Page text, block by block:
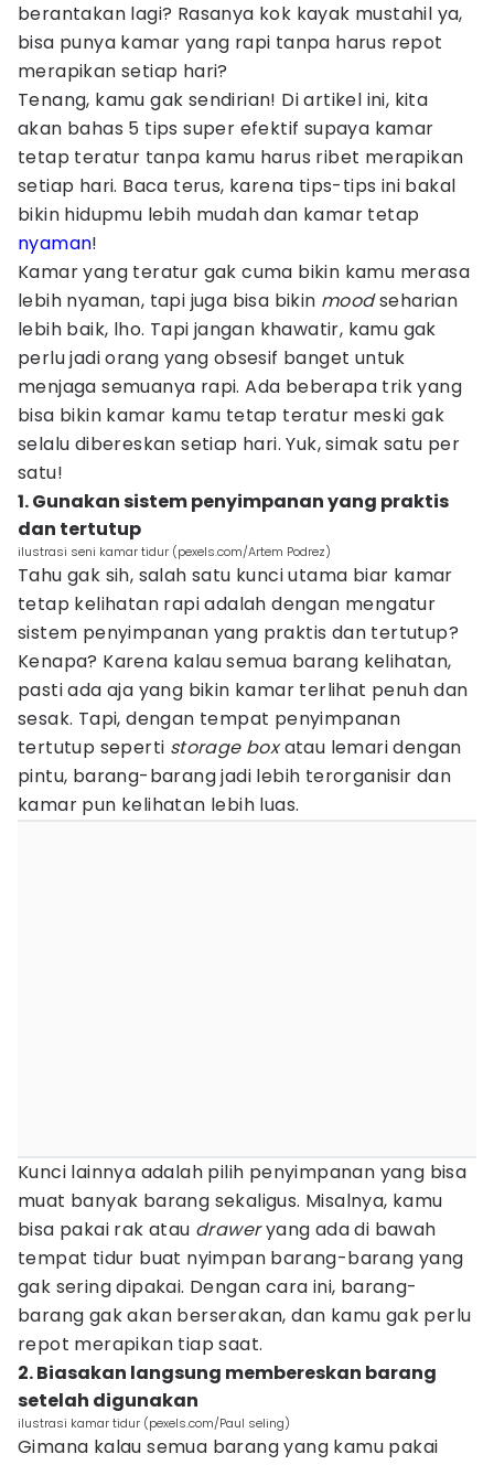
berantakan lagi? Rasanya kok kayak mustahil ya,
bisa punya kamar yang rapi tanpa harus repot
merapikan setiap hari?
Tenang, kamu gak sendirian! Di artikel ini, kita
akan bahas 5 tips super efektif supaya kamar
tetap teratur tanpa kamu harus ribet merapikan
setiap hari. Baca terus, karena tips-tips ini bakal
bikin hidupmu lebih mudah dan kamar tetap
nyaman!
Kamar yang teratur gak cuma bikin kamu merasa
lebih nyaman, tapi juga bisa bikin moodseharian
lebih baik, lho. Tapi jangan khawatir, kamu gak
perlu jadi orang yang obsesif banget untuk
menjaga semuanya rapi. Ada beberapa trik yang
bisa bikin kamar kamu tetap teratur meski gak
selalu dibereskan setiap hari. Yuk, simak satu per
satu!
1. Gunakan sistem penyimpanan yang praktis
dan tertutup
ilustrasi seni kamar tidur (pexels.com/Artem Podrez)
Tahu gak sih, salah satu kunci utama biar kamar
tetap kelihatan rapi adalah dengan mengatur
sistem penyimpanan yang praktis dan tertutup?
Kenapa? Karena kalau semua barang kelihatan,
pasti ada aja yang bikin kamar terlihat penuh dan
sesak. Tapi, dengan tempat penyimpanan
tertutup seperti storage boxatau lemari dengan
pintu, barang-barang jadi lebih terorganisir dan
kamar pun kelihatan lebih luas.
Kunci lainnya adalah pilih penyimpanan yang bisa
muat banyak barang sekaligus. Misalnya, kamu
bisa pakai rak atau draweryang ada di bawah
tempat tidur buat nyimpan barang-barang yang
gak sering dipakai. Dengan cara ini, barang-
barang gak akan berserakan, dan kamu gak perlu
repot merapikan tiap saat.
2. Biasakan langsung membereskan barang
setelah digunakan
ilustrasi kamar tidur (pexels.com/Paul seling)
Gimana kalau semua barang yang kamu pakai